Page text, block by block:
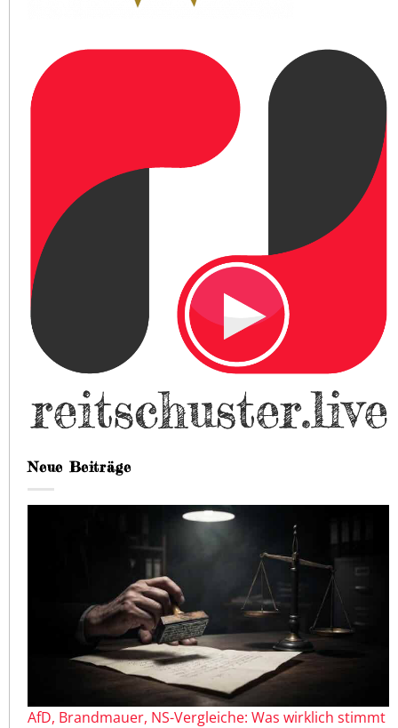
Neue Beiträge
AfD, Brandmauer, NS-Vergleiche: Was wirklich stimmt